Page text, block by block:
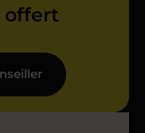
offert